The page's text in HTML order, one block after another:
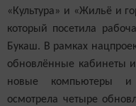
«Культура» и «Жильё и
который посетила
Букаш. В рамках
обновлённые кабинеты
новые компьютеры и
осмотрела четыре